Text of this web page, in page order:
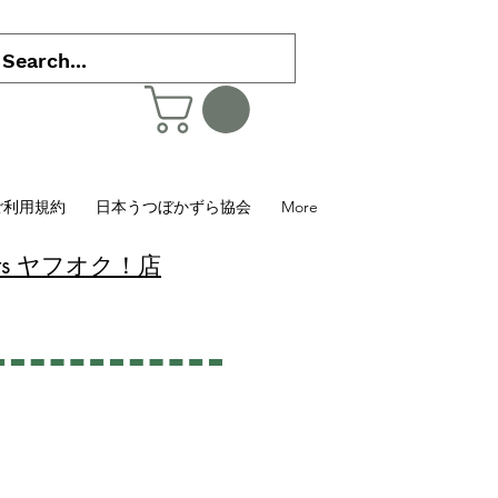
利用規約 日本うつぼかずら協会 More
ヤフオク！店